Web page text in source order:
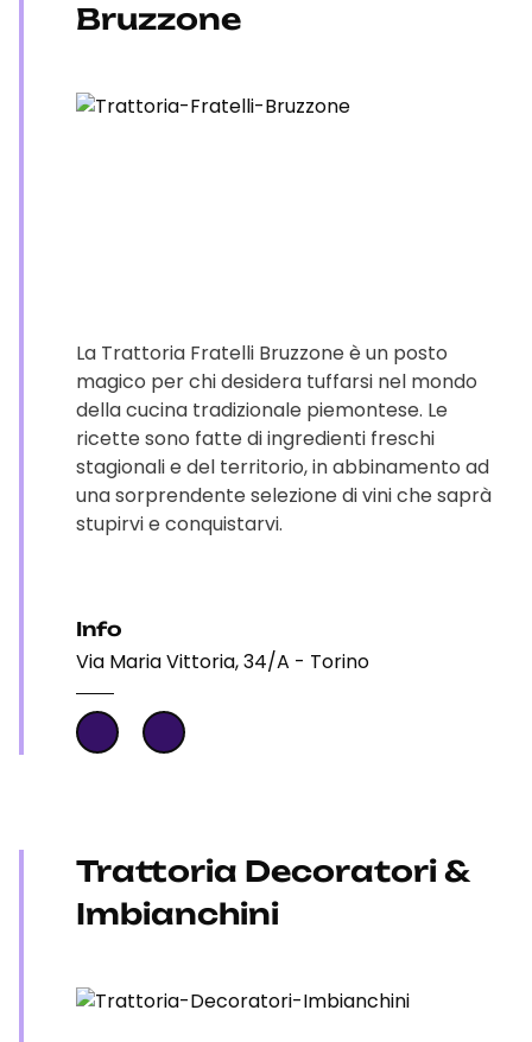
Bruzzone
La Trattoria Fratelli Bruzzone è un posto
magico per chi desidera tuffarsi nel mondo
della cucina tradizionale piemontese. Le
ricette sono fatte di ingredienti freschi
stagionali e del territorio, in abbinamento ad
una sorprendente selezione di vini che saprà
stupirvi e conquistarvi.
Info
Via Maria Vittoria, 34/A - Torino
Trattoria Decoratori &
Imbianchini